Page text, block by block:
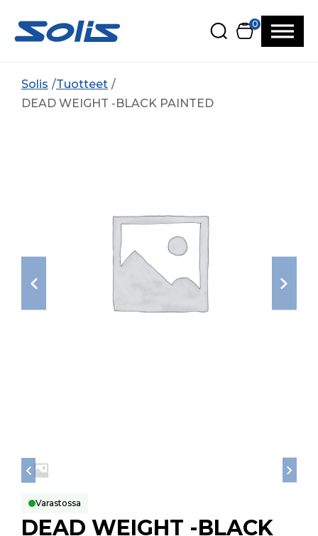
0
Solis
Tuotteet
DEAD WEIGHT -BLACK PAINTED
Varastossa
DEAD WEIGHT -BLACK